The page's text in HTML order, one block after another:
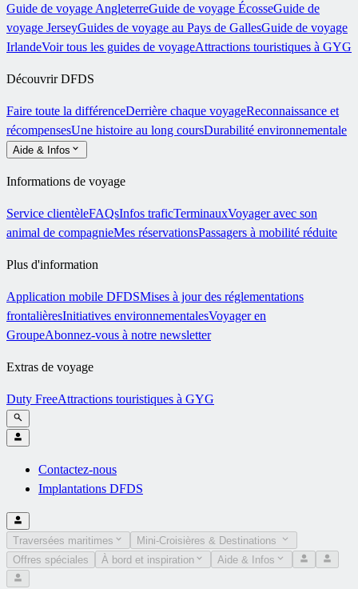
Guide de voyage AngleterreGuide de voyage ÉcosseGuide de
voyage JerseyGuides de voyage au Pays de GallesGuide de voyage
IrlandeVoir tous les guides de voyageAttractions touristiques à GYG
Découvrir DFDS
Faire toute la différenceDerrière chaque voyageReconnaissance et
récompensesUne histoire au long coursDurabilité environnementale
Aide & Infos
Informations de voyage
Service clientèleFAQsInfos traficTerminauxVoyager avec son
animal de compagnieMes réservationsPassagers à mobilité réduite
Plus d'information
Application mobile DFDSMises à jour des réglementations
frontalièresInitiatives environnementalesVoyager en
GroupeAbonnez-vous à notre newsletter
Extras de voyage
Duty FreeAttractions touristiques à GYG
Contactez-nous
Implantations DFDS
Traversées maritimes
Mini-Croisières & Destinations
Offres spéciales
À bord et inspiration Aide & Infos